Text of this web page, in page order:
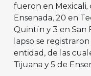
fueron en Mexicali,
Ensenada, 20 en
Quintín y 3 en San
lapso se
entidad, de las
Tijuana y 5 de